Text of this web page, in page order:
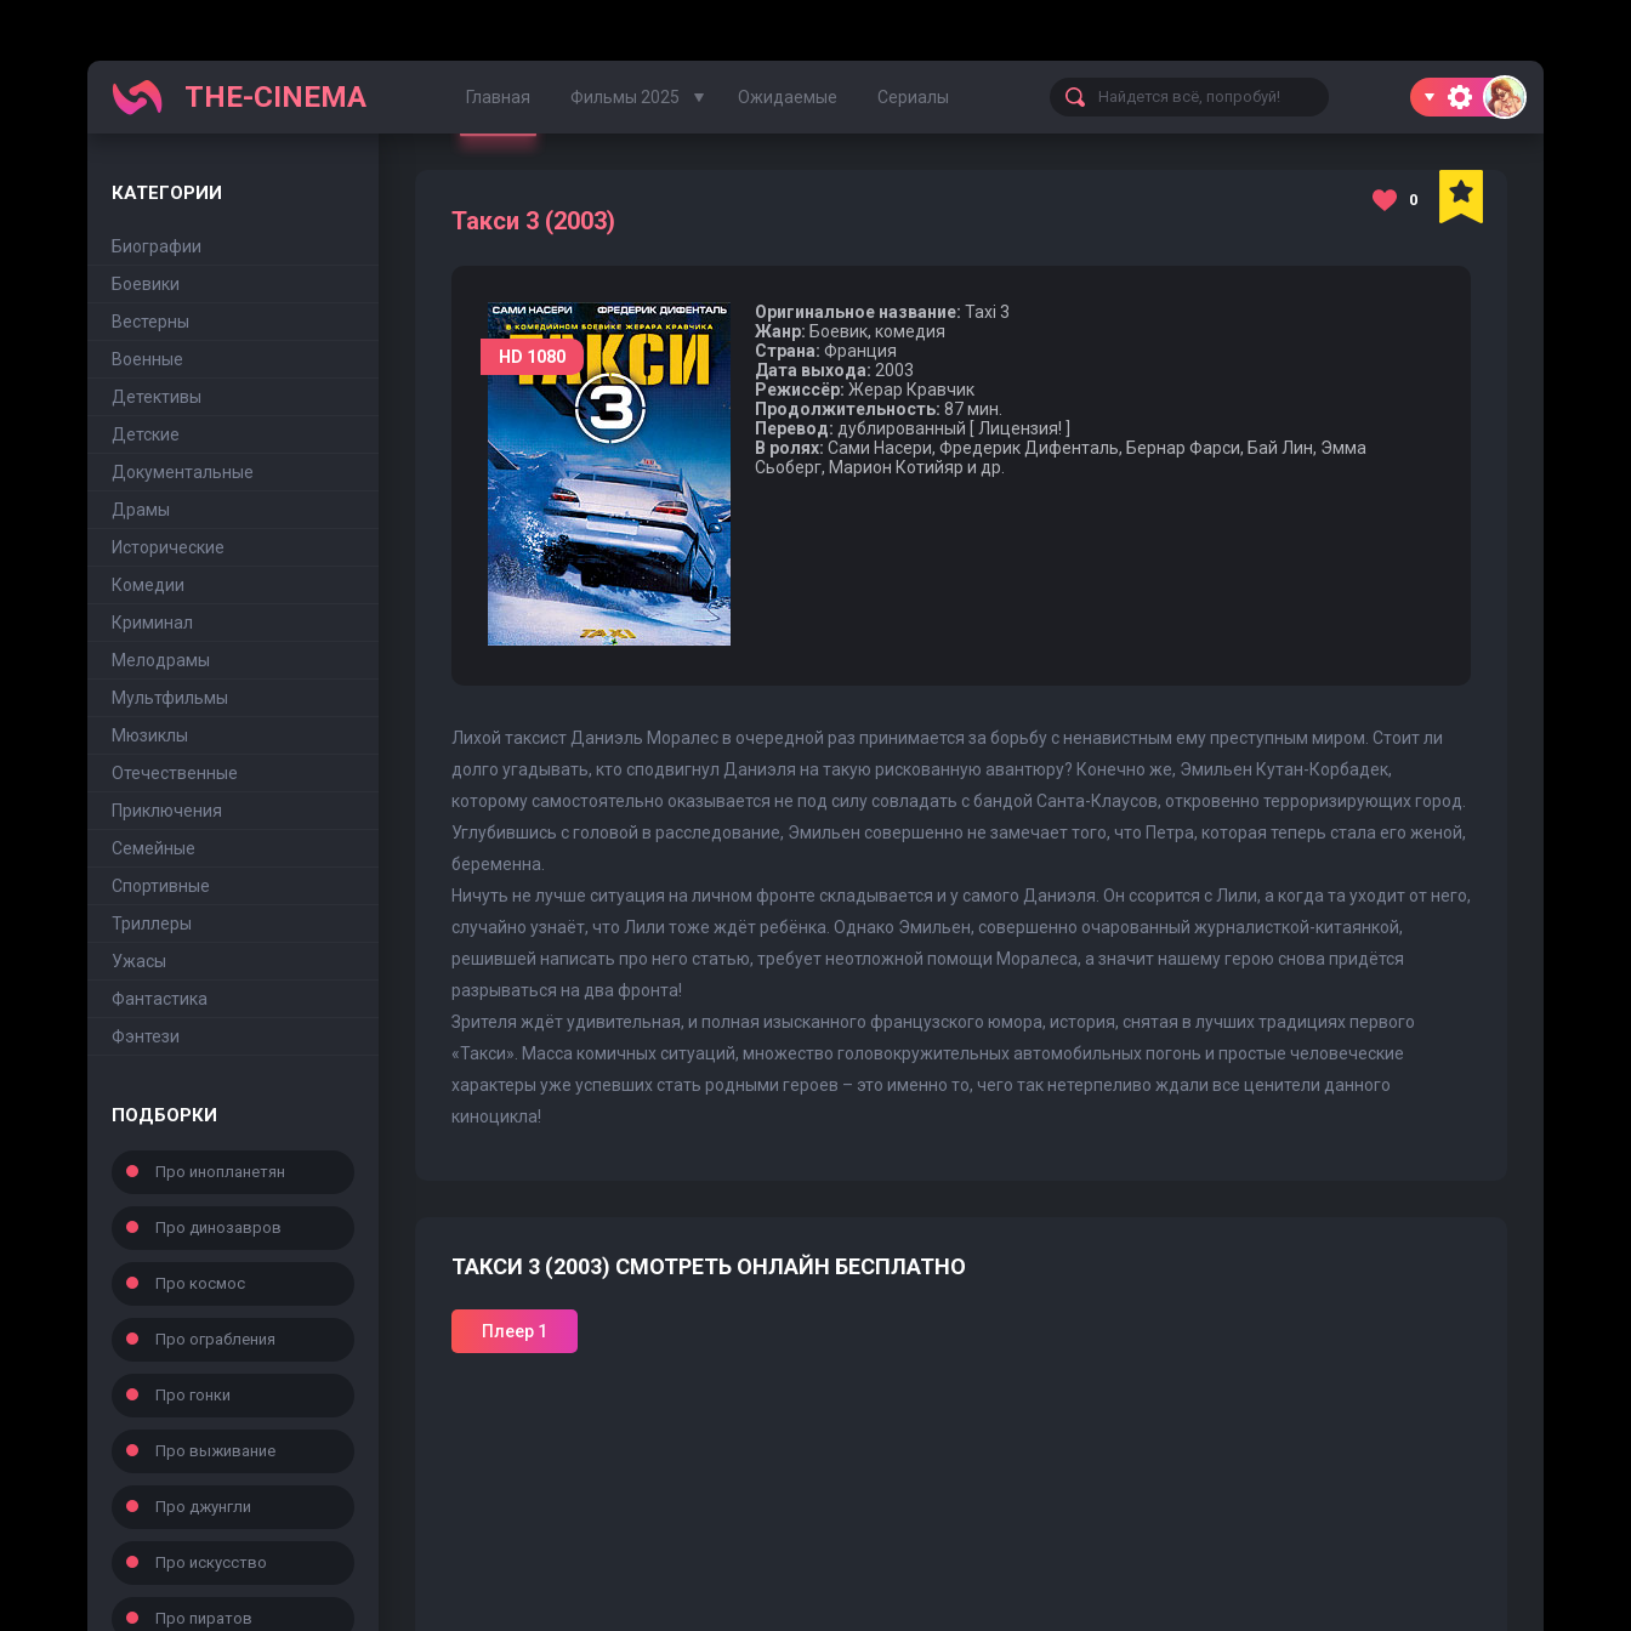
THE-CINEMA Главная Фильмы 2025
Фильмы 2024
Фильмы 2022
Фильмы 2021
Фильмы 2020
Ожидаемые Сериалы
КАТЕГОРИИ
Биографии
Боевики
Вестерны
Военные
Детективы
Детские
Документальные
Драмы
Исторические
Комедии
Криминал
Мелодрамы
Мультфильмы
Мюзиклы
Отечественные
Приключения
Семейные
Cпортивные
Триллеры
Ужасы
Фантастика
Фэнтези
ПОДБОРКИ
Про инопланетян
Про динозавров
Про космос
Про ограбления
Про гонки
Про выживание
Про джунгли
Про искусство
Про пиратов
Такси 3 (2003)
0
HD 1080
Оригинальное название: Taxi 3
Жанр: Боевик, комедия
Страна: Франция
Дата выхода: 2003
Режиссёр: Жерар Кравчик
Продолжительность: 87 мин.
Перевод: дублированный [ Лицензия! ]
В ролях: Сами Насери, Фредерик Дифенталь, Бернар Фарси, Бай Лин, Эмма
Сьоберг, Марион Котийяр и др.
Лихой таксист Даниэль Моралес в очередной раз принимается за борьбу с ненавистным ему преступным миром. Стоит ли
долго угадывать, кто сподвигнул Даниэля на такую рискованную авантюру? Конечно же, Эмильен Кутан-Корбадек,
которому самостоятельно оказывается не под силу совладать с бандой Санта-Клаусов, откровенно терроризирующих город.
Углубившись с головой в расследование, Эмильен совершенно не замечает того, что Петра, которая теперь стала его женой,
беременна.
Ничуть не лучше ситуация на личном фронте складывается и у самого Даниэля. Он ссорится с Лили, а когда та уходит от него,
случайно узнаёт, что Лили тоже ждёт ребёнка. Однако Эмильен, совершенно очарованный журналисткой-китаянкой,
решившей написать про него статью, требует неотложной помощи Моралеса, а значит нашему герою снова придётся
разрываться на два фронта!
Зрителя ждёт удивительная, и полная изысканного французского юмора, история, снятая в лучших традициях первого
«Такси». Масса комичных ситуаций, множество головокружительных автомобильных погонь и простые человеческие
характеры уже успевших стать родными героев – это именно то, чего так нетерпеливо ждали все ценители данного
киноцикла!
ТАКСИ 3 (2003) СМОТРЕТЬ ОНЛАЙН БЕСПЛАТНО
Плеер 1